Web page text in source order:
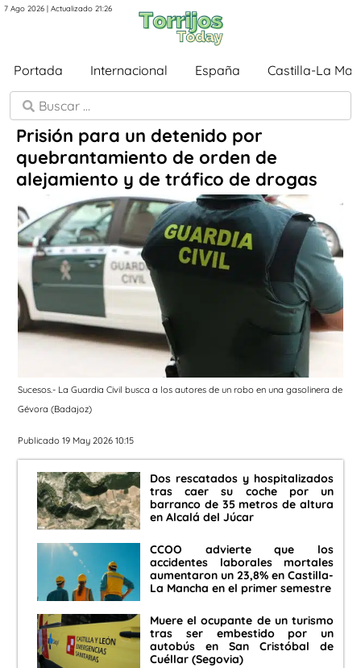
7 Ago 2026 | Actualizado 21:26
Portada Internacional España Castilla-La
Prisión para un detenido por
quebrantamiento de orden de
alejamiento y de tráfico de drogas
Sucesos.- La Guardia Civil busca a los autores de un robo en una gasolinera de
Gévora (Badajoz)
Publicado 19 May 2026 10:15
Dos rescatados y hospitalizados
tras caer su coche por un
barranco de 35 metros de altura
en Alcalá del Júcar
CCOO advierte que los
accidentes laborales mortales
aumentaron un 23,8% en Castilla-
La Mancha en el primer semestre
Muere el ocupante de un turismo
tras ser embestido por un
autobús en San Cristóbal de
Cuéllar (Segovia)